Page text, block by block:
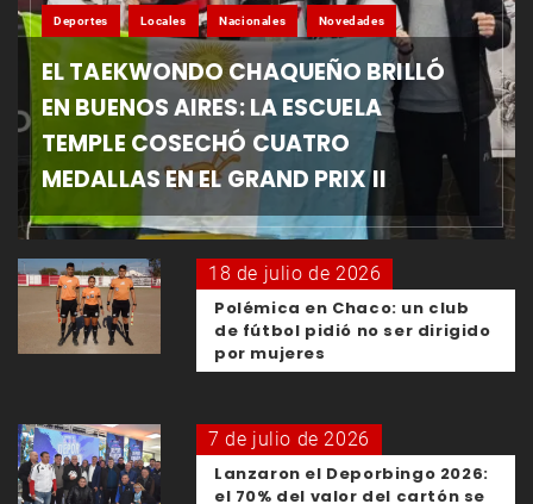
Deportes Locales Nacionales Novedades
EL TAEKWONDO CHAQUEÑO BRILLÓ
EN BUENOS AIRES: LA ESCUELA
TEMPLE COSECHÓ CUATRO
MEDALLAS EN EL GRAND PRIX II
18 de julio de 2026
Polémica en Chaco: un club
de fútbol pidió no ser dirigido
por mujeres
7 de julio de 2026
Lanzaron el Deporbingo 2026:
el 70% del valor del cartón se